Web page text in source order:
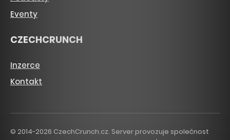
Eventy
CZECHCRUNCH
Inzerce
Kontakt
© 2014-2026 CzechCrunch.cz. Server provozuje společnost